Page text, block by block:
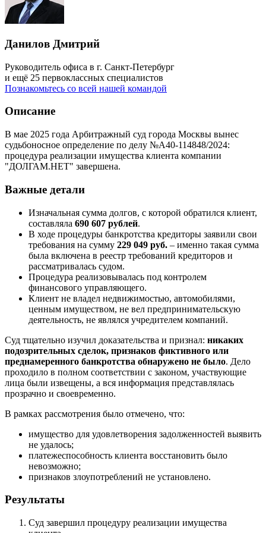
Данилов Дмитрий
Руководитель офиса в г. Санкт-Петербург
и ещё 25 первоклассных специалистов
Познакомьтесь со всей нашей командой
Описание
В мае 2025 года Арбитражный суд города Москвы вынес
судьбоносное определение по делу №А40-114848/2024:
процедура реализации имущества клиента компании
"ДОЛГАМ.НЕТ" завершена.
Важные детали
Изначальная сумма долгов, с которой обратился клиент,
составляла 690 607 рублей.
В ходе процедуры банкротства кредиторы заявили свои
требования на сумму 229 049 руб. – именно такая сумма
была включена в реестр требований кредиторов и
рассматривалась судом.
Процедура реализовывалась под контролем
финансового управляющего.
Клиент не владел недвижимостью, автомобилями,
ценным имуществом, не вел предпринимательскую
деятельность, не являлся учредителем компаний.
Суд тщательно изучил доказательства и признал: никаких
подозрительных сделок, признаков фиктивного или
преднамеренного банкротства обнаружено не было. Дело
проходило в полном соответствии с законом, участвующие
лица были извещены, а вся информация представлялась
прозрачно и своевременно.
В рамках рассмотрения было отмечено, что:
имущество для удовлетворения задолженностей выявить
не удалось;
платежеспособность клиента восстановить было
невозможно;
признаков злоупотреблений не установлено.
Результаты
Суд завершил процедуру реализации имущества